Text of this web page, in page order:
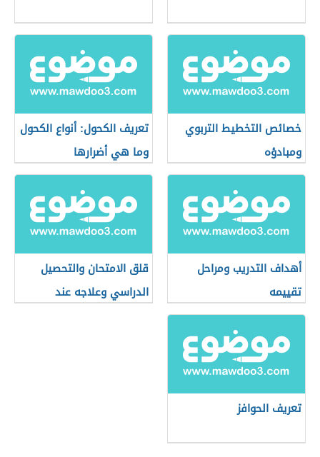
خصائص التخطيط التربوي
ومبادؤه
تعريف الكحول: أنواع الكحول
وما هي أضرارها
أهداف التدريب ومراحل
تقييمه
قلق الامتحان والتحصيل
الدراسي وعلاجه عند
تعريف الحوافز